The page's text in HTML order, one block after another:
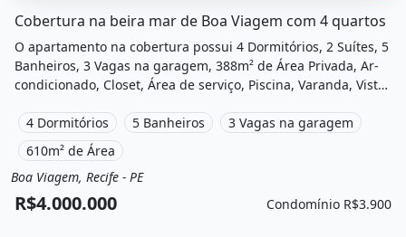
Cobertura na beira mar de Boa Viagem com 4 quartos
O apartamento na cobertura possui 4 Dormitórios, 2 Suítes, 5
Banheiros, 3 Vagas na garagem, 388m² de Área Privada, Ar-
condicionado, Closet, Área de serviço, Piscina, Varanda, Vista
localizado em Avenida Boa Viagem, Recife, Pe à venda por
R$4.000.000 e Condomínio por R$3.900 /Mês.
4 Dormitórios 5 Banheiros
3 Vagas na garagem
610m² de Área
Venda
Apartamento cobertura
Boa Viagem, Recife - PE
R$4.000.000 Condomínio R$3.900